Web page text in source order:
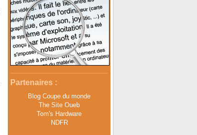
Partenaires :
Blog Coupe du monde
The Site Oueb
Tom's Hardware
NDFR